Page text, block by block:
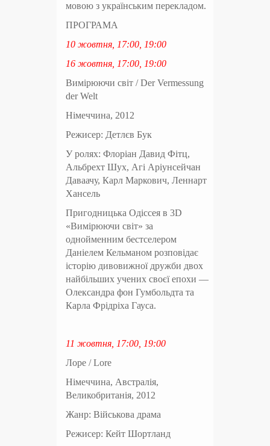
мовою з українським перекладом.
ПРОГРАМА
10 жовтня, 17:00, 19:00
16 жовтня, 17:00, 19:00
Вимірюючи світ / Der Vermessung
der Welt
Німеччина, 2012
Режисер: Детлєв Бук
У ролях: Флоріан Давид Фітц,
Альбрехт Шух, Агі Аріунсейчан
Даваачу, Карл Маркович, Леннарт
Хансель
Пригодницька Одіссея в 3D
«Вимірюючи світ» за
однойменним бестселером
Даніелем Кельманом розповідає
історію дивовижної дружби двох
найбільших учених своєї епохи —
Олександра фон Гумбольдта та
Карла Фрідріха Гауса.
11 жовтня, 17:00, 19:00
Лоре / Lore
Німеччина, Австралія,
Великобританія, 2012
Жанр: Військова драма
Режисер: Кейт Шортланд